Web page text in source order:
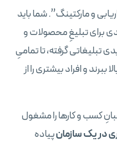
و مارکتینگ”. شما باید
برای تبلیغِ محصولات و
تبلیغاتی گرفته، تا تمامیِ
و افراد بیشتری را از
کسب و کارها را مشغول
در یک سازمانپیاده